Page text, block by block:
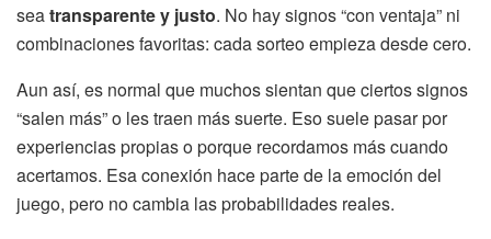
seatransparente y justo. No hay signos “con ventaja” ni
combinaciones favoritas: cada sorteo empieza desde cero.
Aun así, es normal que muchos sientan que ciertos signos
“salen más” o les traen más suerte. Eso suele pasar por
experiencias propias o porque recordamos más cuando
acertamos. Esa conexión hace parte de la emoción del
juego, pero no cambia las probabilidades reales.